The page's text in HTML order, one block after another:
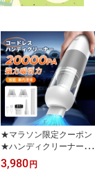
★マラソン限定クーポン
★ハンディクリーナー ハ
ンディ掃除機 コードレス
カークリーナー 車用掃除
3,980 円